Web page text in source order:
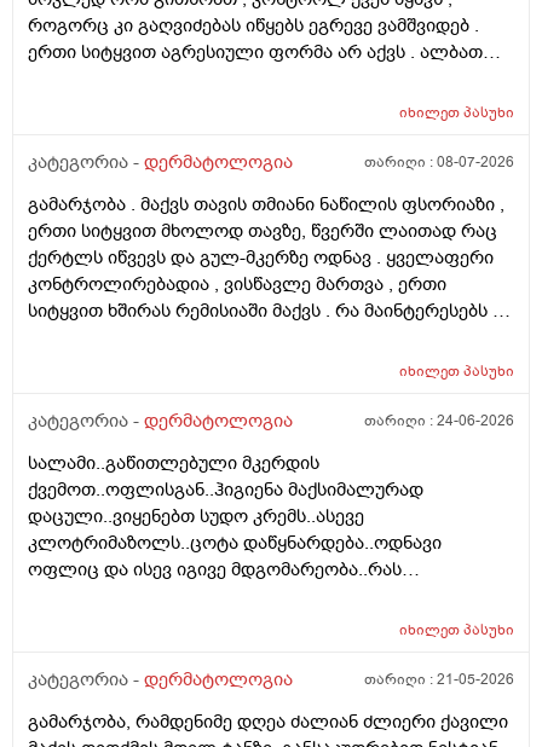
როგორც კი გაღვიძებას იწყებს ეგრევე ვამშვიდებ .
ერთი სიტყვით აგრესიული ფორმა არ აქვს . ალბათ
ასაკი და გენეტიკა , ზუსტად ვერ გეტყვით მაგრამ
შუბლის ხაზიც გადაწეულია უკვე აშკარად . ჩემი
ჩამატება და გახშირება , თუ არის მიზანშეწონილი და
გამართლებილი სკალპის ფსორიაზის დროს ? არ
მინდა რომ ამ პროცედურებმა კიდევ უფრო
გამიღიანოს . თუ გააგრძელებს იმავე ფორმით
არსებობას თანახმა ვარ ერთი სიტყით . მოკლედ
ფსორიაზის დროს და არის თუ არა პრაქტიკაში ვინც
გაღიზიანებულა კიდე უფრო . მადლონა წინასწარ !
იხილეთპასუხი
კატეგორია - დერმატოლოგია თარიღი :08-07-2026
გამარჯობა . მაქვს თავის თმიანი ნაწილის ფსორიაზი ,
ერთი სიტყვით მხოლოდ თავზე, წვერში ლაითად რაც
ქერტლს იწვევს და გულ-მკერზე ოდნავ . ყველაფერი
კონტროლირებადია , ვისწავლე მართვა , ერთი
სიტყვით ხშირას რემისიაში მაქვს . რა მაინტერესებს -
კისერი , ყელი , მუცელი , საჯდომი , ხელი , ფეხი და ა.შ
და ყელზე და დაახლოებით 2 წელია გავწყვიტე ,
ვარ . ვიღაცამ მითხრა შესაძლოა ეპილაციამ
გააღიაზიანოს და მანდაც გამოვიდესო , შიშმა ამიტანა
. სხვადასხვა ვერსია მესმის , ზოგი ამბობს არანაირი
ახალი კერების გაჩენა , ზოგიც კი პირიქით . იქნებ
თქვენ მითხრათ ღირს გაგრძელება ? რისკი
იხილეთპასუხი
კატეგორია - დერმატოლოგია თარიღი :24-06-2026
სალამი..გაწითლებული მკერდის
ქვემოთ..ოფლისგან..ჰიგიენა მაქსიმალურად
დაცული..ვიყენებთ სუდო კრემს..ასევე
კლოტრიმაზოლს..ცოტა დაწყნარდება..ოდნავი
ოფლიც და ისევ იგივე მდგომარეობა..რას
იხილეთპასუხი
კატეგორია - დერმატოლოგია თარიღი :21-05-2026
გამარჯობა, რამდენიმე დღეა ძალიან ძლიერი ქავილი